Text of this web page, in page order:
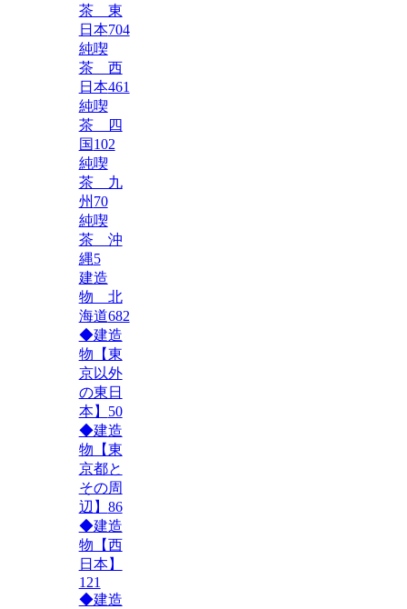
茶 東
日本704
純喫
茶 西
日本461
純喫
茶 四
国102
純喫
茶 九
州 70
純喫
茶 沖
縄5
建造
物 北
海道682
◆建造
物【東
京以外
の東日
本】 50
◆建造
物【東
京都と
その周
辺】 86
◆建造
物【西
日本】
121
◆建造